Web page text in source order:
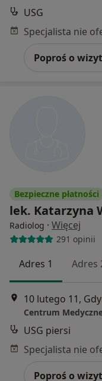
USG
Poproś o
Bezpieczne płatności
lek. Katarzyna
Radiolog · Więcej
291 opinii
Adres 1 Adres
10 lutego 11,
Centrum
USG piersi
Poproś o